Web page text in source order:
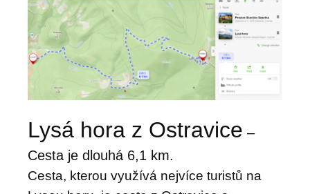
Lysá hora z Ostravice –
Cesta je dlouhá 6,1 km.
Cesta, kterou využívá nejvíce turistů na